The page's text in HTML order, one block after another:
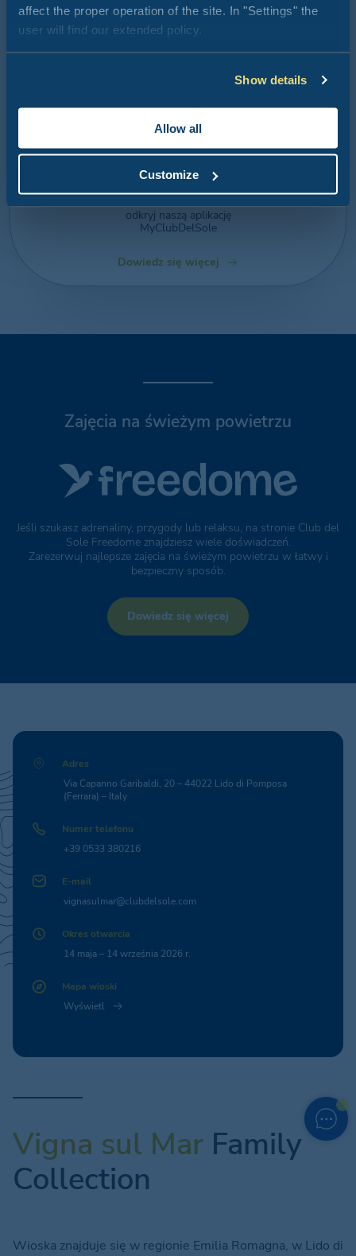
affect the proper operation of the site. In "Settings" the
user will find our extended policy.
Show details
Allow all
Customize
APLIKACJA
MYCLUBDELSOLE
Cały świat Club del Sole
odkryj naszą aplikację
MyClubDelSole
Dowiedz się więcej
Zajęcia na świeżym powietrzu
Jeśli szukasz adrenaliny, przygody lub relaksu, na stronie Club del
Sole Freedome znajdziesz wiele doświadczeń.
Zarezerwuj najlepsze zajęcia na świeżym powietrzu w łatwy i
bezpieczny sposób.
Dowiedz się więcej
Adres
Via Capanno Garibaldi, 20 – 44022 Lido di Pomposa
(Ferrara) – Italy
Numer telefonu
+39 0533 380216
E-mail
vignasulmar@clubdelsole.com
Okres otwarcia
14 maja – 14 września 2026 r.
Mapa wioski
Wyświetl
Vigna sul Mar Family
Collection
Wioska znajduje się w regionie Emilia Romagna, w Lido di